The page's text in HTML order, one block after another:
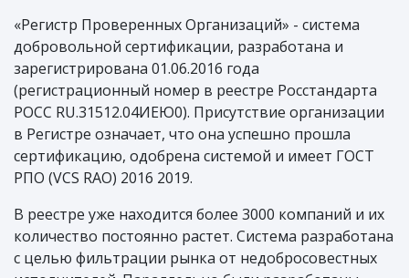
«Регистр Проверенных Организаций» - cистема
добровольной сертификации, разработана и
зарегистрирована 01.06.2016 года
(регистрационный номер в реестре Росстандарта
РОСС RU.31512.04ИЕЮ0). Присутствие организации
в Регистре означает, что она успешно прошла
сертификацию, одобрена системой и имеет ГОСТ
РПО (VCS RAO) 2016 2019.
В реестре уже находится более 3000 компаний и их
количество постоянно растет. Система разработана
с целью фильтрации рынка от недобросовестных